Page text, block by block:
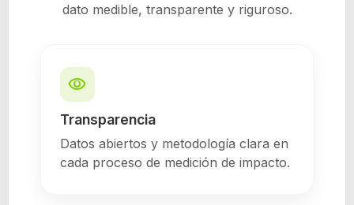
dato medible, transparente y riguroso.
visibility
Transparencia
Datos abiertos y metodología clara en
cada proceso de medición de impacto.